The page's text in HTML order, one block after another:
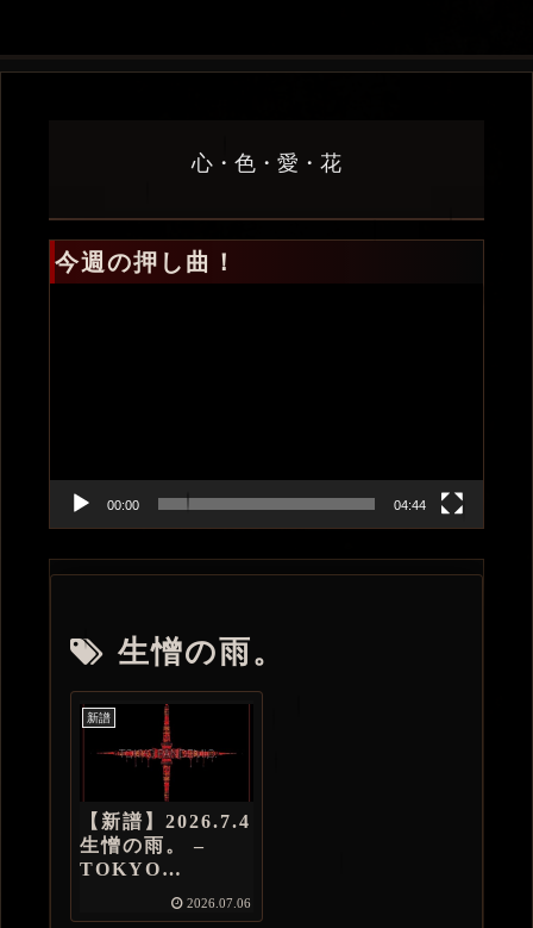
心・色・愛・花
今週の押し曲！
00:00 04:44
生憎の雨。
新譜
【新譜】2026.7.4
生憎の雨。 –
TOKYO
PANDEMIC.
（配信版）
2026.07.06